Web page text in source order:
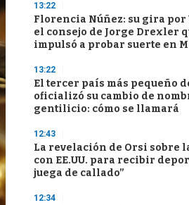
13:22
Florencia Núñez: su gira por
el consejo de Jorge Drexler
impulsó a probar suerte en
13:22
El tercer país más pequeño
oficializó su cambio de
gentilicio: cómo se llamará
12:43
La revelación de Orsi sobre
con EE.UU. para recibir
juega de callado”
12:34